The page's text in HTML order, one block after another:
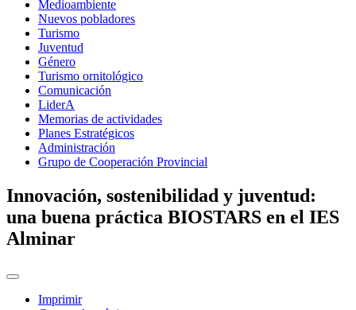
Medioambiente
Nuevos pobladores
Turismo
Juventud
Género
Turismo ornitológico
Comunicación
LiderA
Memorias de actividades
Planes Estratégicos
Administración
Grupo de Cooperación Provincial
Innovación, sostenibilidad y juventud:
una buena práctica BIOSTARS en el IES
Alminar
Imprimir